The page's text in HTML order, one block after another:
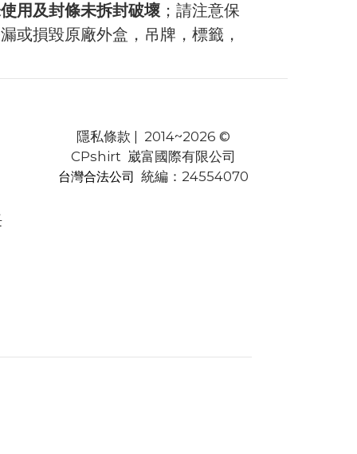
用及封條未拆封破壞 ；請注意保
或損毀原廠外盒，吊牌，標籤，
隱私條款 | 2014~2026 ©
CPshirt 崴富國際有限公司
台灣合法公司 統編：24554070